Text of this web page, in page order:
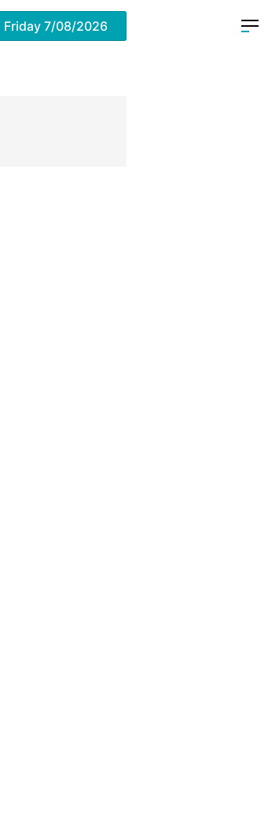
Friday 7/08/2026